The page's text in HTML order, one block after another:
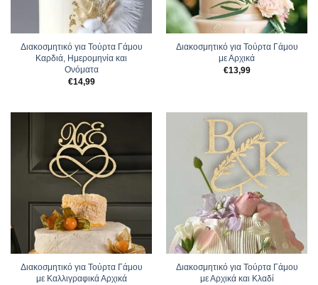
Διακοσμητικό για Τούρτα Γάμου
Καρδιά, Ημερομηνία και
Ονόματα
€14,99
Διακοσμητικό για Τούρτα Γάμου
με Αρχικά
€13,99
Διακοσμητικό για Τούρτα Γάμου
με Καλλιγραφικά Αρχικά
Διακοσμητικό για Τούρτα Γάμου
με Αρχικά και Κλαδί